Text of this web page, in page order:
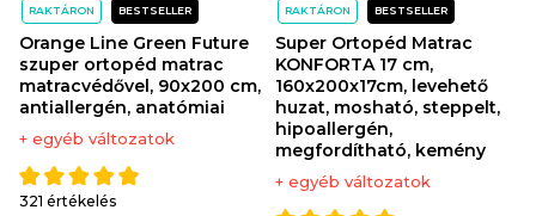
RAKTÁRON BESTSELLER
Orange Line Green Future
szuper ortopéd matrac
matracvédővel, 90x200 cm,
antiallergén, anatómiai
+ egyéb változatok
321 értékelés
RAKTÁRON BESTSELLER
Super Ortopéd Matrac
KONFORTA 17 cm,
160x200x17cm, levehető
huzat, mosható, steppelt,
hipoallergén,
megfordítható, kemény
+ egyéb változatok